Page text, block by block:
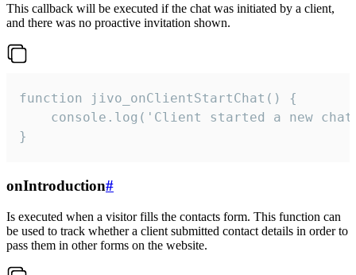
This callback will be executed if the chat was initiated by a client,
and there was no proactive invitation shown.
function jivo_onClientStartChat() {
console.log('Client started a new
}
onIntroduction#
Is executed when a visitor fills the contacts form. This function can
be used to track whether a client submitted contact details in order to
pass them in other forms on the website.